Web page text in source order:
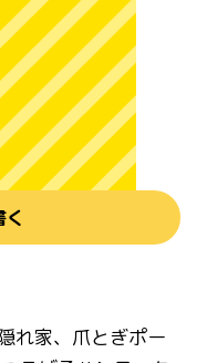
れ家、爪とぎポー